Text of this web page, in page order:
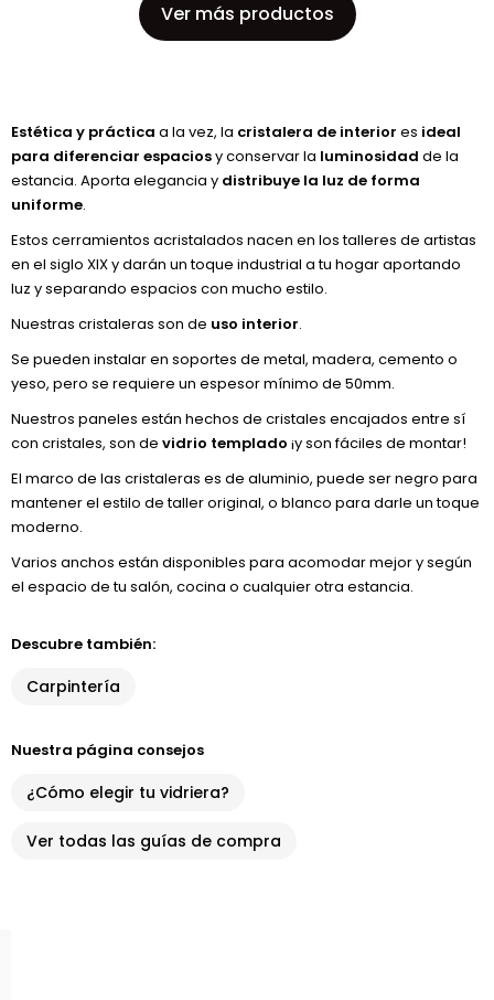
Ver más productos
Estética y práctica a la vez, la cristalera de interior es ideal
para diferenciar espaciosy conservar la luminosidad de la
estancia. Aporta elegancia y distribuye la luz de forma
uniforme.
Estos cerramientos acristalados nacen en los talleres de artistas
en el siglo XIX y darán un toque industrial a tu hogar aportando
luz y separando espacios con mucho estilo.
Nuestras cristaleras son de uso interior.
Se pueden instalar en soportes de metal, madera, cemento o
yeso, pero se requiere un espesor mínimo de 50mm.
Nuestros paneles están hechos de cristales encajados entre sí
con cristales, son de vidrio templado ¡y son fáciles de montar!
El marco de las cristaleras es de aluminio, puede ser negro para
mantener el estilo de taller original, o blanco para darle un toque
moderno.
Varios anchos están disponibles para acomodar mejor y según
el espacio de tu salón, cocina o cualquier otra estancia.
Descubre también:
Carpintería
Nuestra página consejos
¿Cómo elegir tu vidriera?
Ver todas las guías de compra